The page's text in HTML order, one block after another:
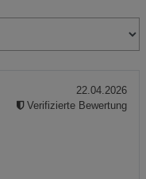
22.04.2026
Verifizierte Bewertung